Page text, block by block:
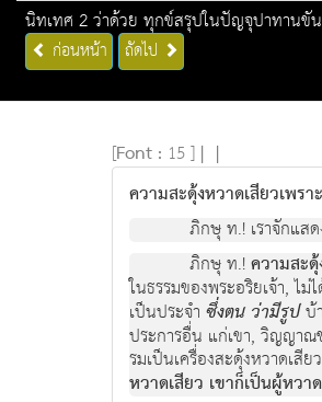
นิทเทศ 2 ว่าด้วย ทุกข์สรุปในปัญจุปาทานขั
ก่อนหน้า ถัดไป
[Font : 15 ] | |
ความสะดุ้งหวาดเสียวเพร
ภิกษุ ท.! เราจักแส
ภิกษุ ท.!ความสะดุ
ในธรรมของพระอริยเจา, ไ
เปนประจํา ซึ่งตน วามีรูปบ
ประการอื่น แกเขา, วิญญาณ
รมเปนเครื่องสะดุงหวาดเ
หวาดเสียว เขาก็เปนผูหว